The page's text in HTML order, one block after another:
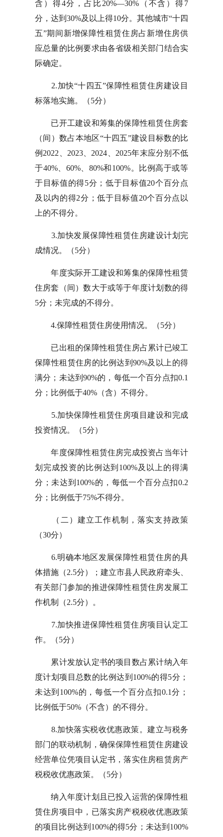
含）得4分，占比20%—30%（不含）得7
分，达到30%及以上得10分。其他城市“十四
五”期间新增保障性租赁住房占新增住房供
应总量的比例要求由各省级相关部门结合实
际确定。
2.加快“十四五”保障性租赁住房建设目
标落地实施。（5分）
已开工建设和筹集的保障性租赁住房套
（间）数占本地区“十四五”建设目标数的比
例2022、2023、2024、2025年末应分别不低
于40%、60%、80%和100%。比例高于或等
于目标值的得5分；低于目标值20个百分点
及以内的得2分；低于目标值20个百分点以
上的不得分。
3.加快发展保障性租赁住房建设计划完
成情况。（5分）
年度实际开工建设和筹集的保障性租赁
住房套（间）数大于或等于年度计划数的得
5分；未完成的不得分。
4.保障性租赁住房使用情况。（5分）
已出租的保障性租赁住房占累计已竣工
保障性租赁住房的比例达到90%及以上的得
满分；未达到90%的，每低一个百分点扣0.1
分；比例低于40%（含）不得分。
5.加快保障性租赁住房项目建设和完成
投资情况。（5分）
年度保障性租赁住房完成投资占当年计
划完成投资的比例达到100%及以上的得满
分；未达到100%的，每低一个百分点扣0.2
分；比例低于75%不得分。
（二）建立工作机制，落实支持政策
（30分）
6.明确本地区发展保障性租赁住房的具
体措施（2.5分）；建立市县人民政府牵头、
有关部门参加的推进保障性租赁住房发展工
作机制（2.5分）。
7.加快推进保障性租赁住房项目认定工
作。（5分）
累计发放认定书的项目数占累计纳入年
度计划项目总数的比例达到100%的得5分；
未达到100%的，每低一个百分点扣0.1分；
比例低于50%（不含）的不得分。
8.加快落实税收优惠政策。建立与税务
部门的联动机制，确保保障性租赁住房建设
经营单位凭项目认定书，落实住房租赁房产
税税收优惠政策。（5分）
纳入年度计划且已投入运营的保障性租
赁住房项目中，已落实房产税税收优惠政策
的项目比例达到100%的得5分；未达到100%